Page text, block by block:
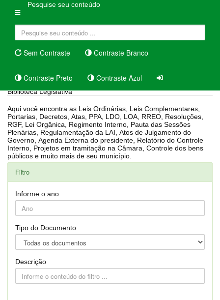
Pesquise seu conteúdo
Sem Contraste Contraste Branco
Contraste Preto Contraste Azul
Biblioteca Legislativa
Aqui você encontra as Leis Ordinárias, Leis Complementares,
Portarias, Decretos, Atas, PPA, LDO, LOA, RREO, Resoluções,
RGF, Lei Orgânica, Regimento Interno, Pauta das Sessões
Plenárias, Regulamentação da LAI, Atos de Julgamento do
Governo, Agenda Externa do presidente, Relatório do Controle
Interno, Projetos em tramitação na Câmara, Controle dos bens
públicos e muito mais de seu município.
Filtro
Informe o ano
Tipo do Documento
Descrição